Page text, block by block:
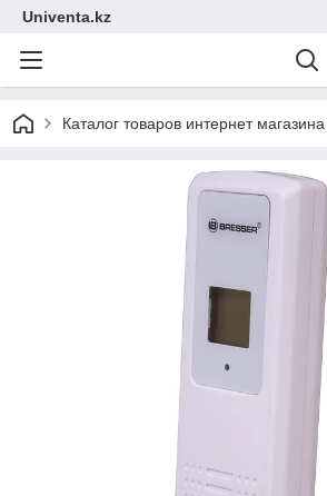
Univenta.kz
Каталог товаров интернет